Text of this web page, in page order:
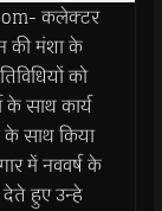
कलेक्टर
की मंशा के
को
के साथ कार्य
के साथ किया
में नववर्ष के
देते हुए उन्हे